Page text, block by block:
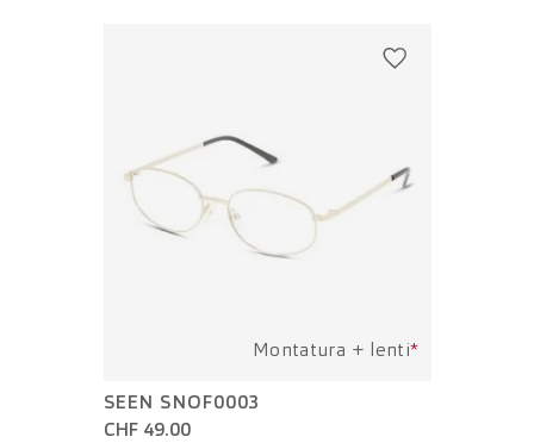
Montatura + lenti*
SEEN SNOF0003
CHF 49.00